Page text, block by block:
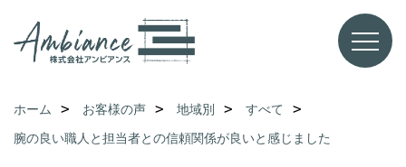
ホーム お客様の声 地域別
すべて
腕の良い職人と担当者との信頼関係が良いと感じました